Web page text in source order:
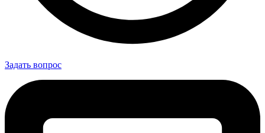
Задать вопрос